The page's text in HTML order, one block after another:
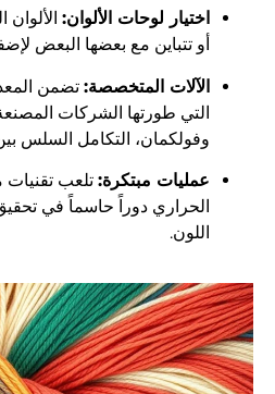
اختيار لوحات الألوان:
أو تتباين مع بعضها البعض
الآلات المتخصصة: تضمن
التي طورتها الشركات
وفولكمان، التكامل السلس بين
عمليات مبتكرة: تلعب تقنيات
الحراري دوراً حاسماً في
اللون.